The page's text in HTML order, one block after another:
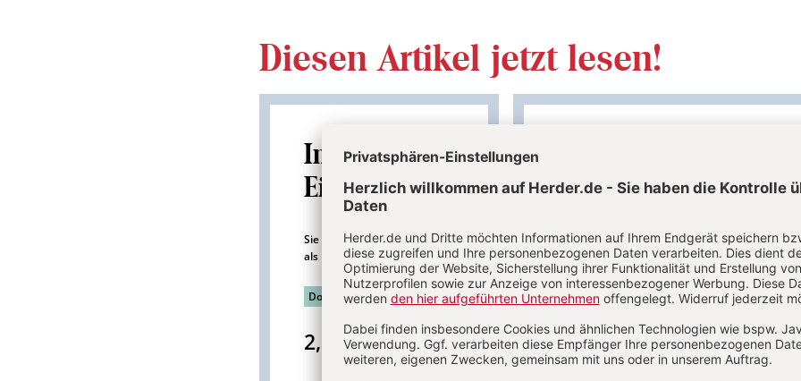
Diesen Artikel jetzt lesen!
Im
Einzelkauf
Sie erhalten diesen Artikel
als PDF-Datei.
Download sofort verfügbar
2,95 €inkl. MwSt
1 Heft + 1 Heft digital 0,00 €
danach86,80 € für 6 Ausgaben pro
+ Digitalzugang
inkl. MwSt., zzgl. 10,80 € Versand (D)